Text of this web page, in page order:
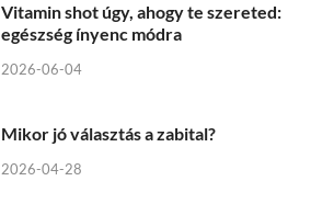
Vitamin shot úgy, ahogy te szereted:
egészség ínyenc módra
2026-06-04
Mikor jó választás a zabital?
2026-04-28